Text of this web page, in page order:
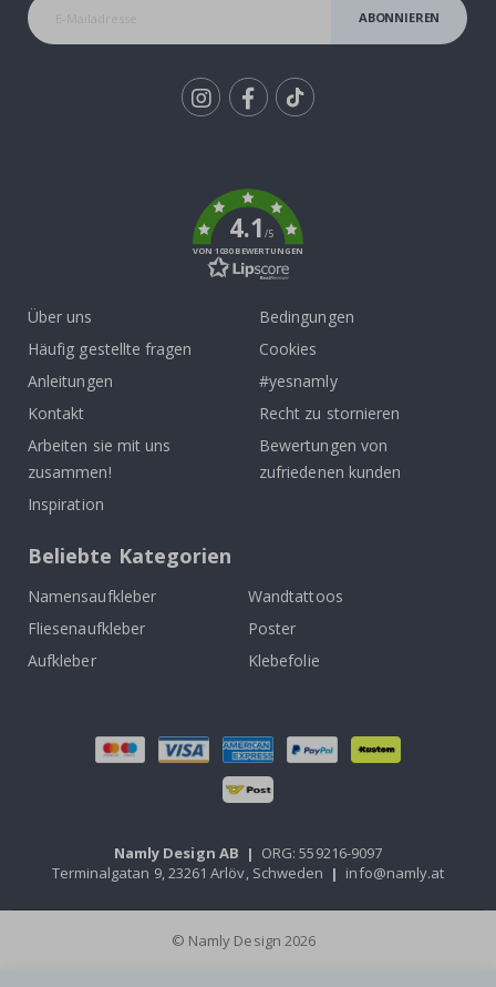
ABONNIEREN
4.1/5
VON 1030 BEWERTUNGEN
Über uns
Häufig gestellte fragen
Anleitungen
Kontakt
Arbeiten sie mit uns
zusammen!
Inspiration
Bedingungen
Cookies
#yesnamly
Recht zu stornieren
Bewertungen von
zufriedenen kunden
Beliebte Kategorien
Namensaufkleber
Wandtattoos
Fliesenaufkleber
Poster
Aufkleber
Klebefolie
Namly Design AB | ORG: 559216-9097
Terminalgatan 9, 23261 Arlöv, Schweden | info@namly.at
© Namly Design 2026